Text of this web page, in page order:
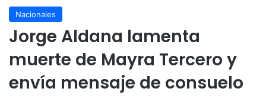
Nacionales
Jorge Aldana lamenta
muerte de Mayra Tercero y
envía mensaje de consuelo